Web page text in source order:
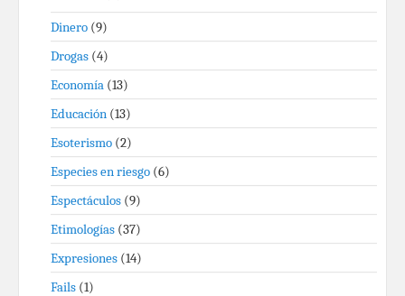
Dinero (9)
Drogas (4)
Economía (13)
Educación (13)
Esoterismo (2)
Especies en riesgo (6)
Espectáculos (9)
Etimologías (37)
Expresiones (14)
Fails (1)